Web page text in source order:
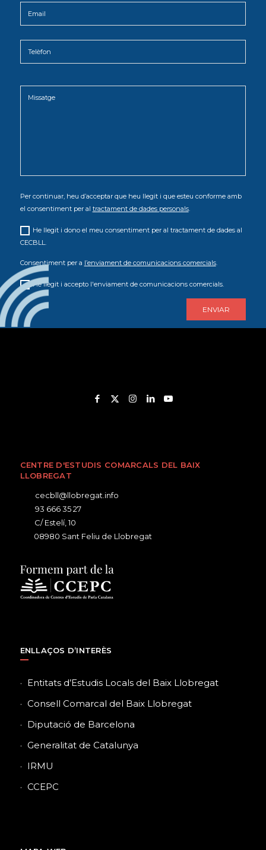
Per continuar, heu d’acceptar que heu llegit i que esteu conforme amb
el consentiment per al tractament de dades personals.
He llegit i dono el meu consentiment per al tractament de dades al
CECBLL.
Consentiment per a l’enviament de comunicacions comercials.
He llegit i accepto l'enviament de comunicacions comercials.
CENTRE D'ESTUDIS COMARCALS DEL BAIX
LLOBREGAT
cecbll@llobregat.info
93 666 35 27
C/ Estelí, 10
08980 Sant Feliu de Llobregat
ENLLAÇOS D’INTERÈS
Entitats d’Estudis Locals del Baix Llobregat
Consell Comarcal del Baix Llobregat
Diputació de Barcelona
Generalitat de Catalunya
IRMU
CCEPC